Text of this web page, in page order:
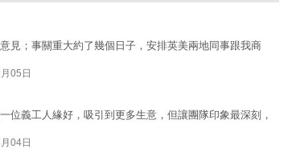
見；事關重大約了幾個日子，安排英美兩地同事跟我商
05日
位義工人緣好，吸引到更多生意，但讓團隊印象最深刻，
04日